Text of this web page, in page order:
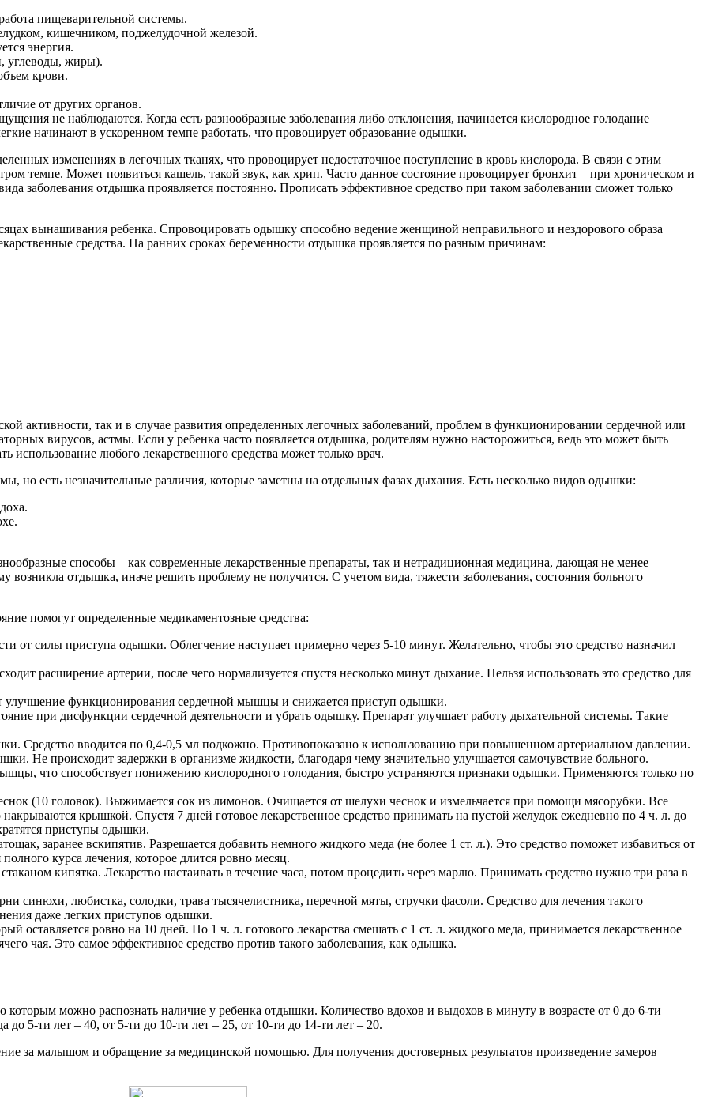
пищеварительной системы.
кишечником, поджелудочной железой.
энергия.
углеводы, жиры).
крови.
от других органов.
не наблюдаются. Когда есть разнообразные заболевания либо отклонения, начинается кислородное голодание
начинают в ускоренном темпе работать, что провоцирует образование одышки.
изменениях в легочных тканях, что провоцирует недостаточное поступление в кровь кислорода. В связи с этим
темпе. Может появиться кашель, такой звук, как хрип. Часто данное состояние провоцирует бронхит – при хроническом и
заболевания отдышка проявляется постоянно. Прописать эффективное средство при таком заболевании сможет только
вынашивания ребенка. Спровоцировать одышку способно ведение женщиной неправильного и нездорового образа
средства. На ранних сроках беременности отдышка проявляется по разным причинам:
активности, так и в случае развития определенных легочных заболеваний, проблем в функционировании сердечной или
вирусов, астмы. Если у ребенка часто появляется отдышка, родителям нужно насторожиться, ведь это может быть
использование любого лекарственного средства может только врач.
но есть незначительные различия, которые заметны на отдельных фазах дыхания. Есть несколько видов одышки:
способы – как современные лекарственные препараты, так и нетрадиционная медицина, дающая не менее
возникла отдышка, иначе решить проблему не получится. С учетом вида, тяжести заболевания, состояния больного
помогут определенные медикаментозные средства:
от силы приступа одышки. Облегчение наступает примерно через 5-10 минут. Желательно, чтобы это средство назначил
расширение артерии, после чего нормализуется спустя несколько минут дыхание. Нельзя использовать это средство для
улучшение функционирования сердечной мышцы и снижается приступ одышки.
при дисфункции сердечной деятельности и убрать одышку. Препарат улучшает работу дыхательной системы. Такие
Средство вводится по 0,4-0,5 мл подкожно. Противопоказано к использованию при повышенном артериальном давлении.
Не происходит задержки в организме жидкости, благодаря чему значительно улучшается самочувствие больного.
что способствует понижению кислородного голодания, быстро устраняются признаки одышки. Применяются только по
(10 головок). Выжимается сок из лимонов. Очищается от шелухи чеснок и измельчается при помощи мясорубки. Все
крышкой. Спустя 7 дней готовое лекарственное средство принимать на пустой желудок ежедневно по 4 ч. л. до
приступы одышки.
заранее вскипятив. Разрешается добавить немного жидкого меда (не более 1 ст. л.). Это средство поможет избавиться от
курса лечения, которое длится ровно месяц.
кипятка. Лекарство настаивать в течение часа, потом процедить через марлю. Принимать средство нужно три раза в
синюхи, любистка, солодки, трава тысячелистника, перечной мяты, стручки фасоли. Средство для лечения такого
даже легких приступов одышки.
оставляется ровно на 10 дней. По 1 ч. л. готового лекарства смешать с 1 ст. л. жидкого меда, принимается лекарственное
чая. Это самое эффективное средство против такого заболевания, как одышка.
можно распознать наличие у ребенка отдышки. Количество вдохов и выдохов в минуту в возрасте от 0 до 6-ти
5-ти лет – 40, от 5-ти до 10-ти лет – 25, от 10-ти до 14-ти лет – 20.
за малышом и обращение за медицинской помощью. Для получения достоверных результатов произведение замеров